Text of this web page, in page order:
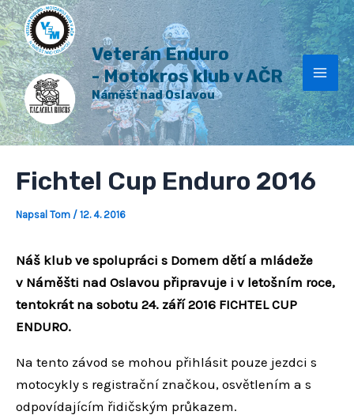
Přeskočit
na
obsah
Veterán Enduro
- Motokros klub v AČR
Náměšť nad Oslavou
Fichtel Cup Enduro 2016
Napsal Tom / 12. 4. 2016
Náš klub ve spolupráci s Domem dětí a mládeže
v Náměšti nad Oslavou připravuje i v letošním roce,
tentokrát na sobotu 24. září 2016 FICHTEL CUP
ENDURO.
Na tento závod se mohou přihlásit pouze jezdci s
motocykly s registrační značkou, osvětlením a s
odpovídajícím řidičským průkazem.
Post
navigation
H
l
e
d
a
t